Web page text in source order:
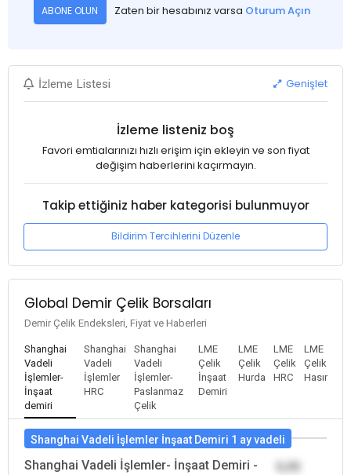
ABONE OLUN Zaten bir hesabınız varsa Oturum Açın
İzleme Listesi Genişlet
İzleme listeniz boş
Favori emtialarınızı hızlı erişim için ekleyin ve son fiyat
değişim haberlerini kaçırmayın.
Takip ettiğiniz haber kategorisi bulunmuyor
Bildirim Tercihlerini Düzenle
Global Demir Çelik Borsaları
Demir Çelik Endeksleri, Fiyat ve Haberleri
Shanghai
Vadeli
İşlemler-
İnşaat
demiri
Shanghai
Vadeli
İşlemler
HRC
Shanghai
Vadeli
İşlemler-
Paslanmaz
Çelik
LME
Çelik
İnşaat
Demiri
LME
Çelik
Hurda
LME
Çelik
HRC
LME
Çelik
Hasır
Shanghai Vadeli İşlemler İnşaat Demiri 1 ay vadeli
Shanghai Vadeli İşlemler- İnşaat Demiri -